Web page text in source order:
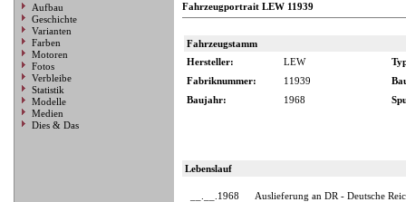
Aufbau
Geschichte
Varianten
Farben
Motoren
Fotos
Verbleibe
Statistik
Modelle
Medien
Dies & Das
Fahrzeugportrait LEW 11939
Fahrzeugstamm
Hersteller:
LEW
Fabriknummer:
11939
Baujahr:
1968
Lebenslauf
__.__.1968
Auslieferung an DR - Deutsche